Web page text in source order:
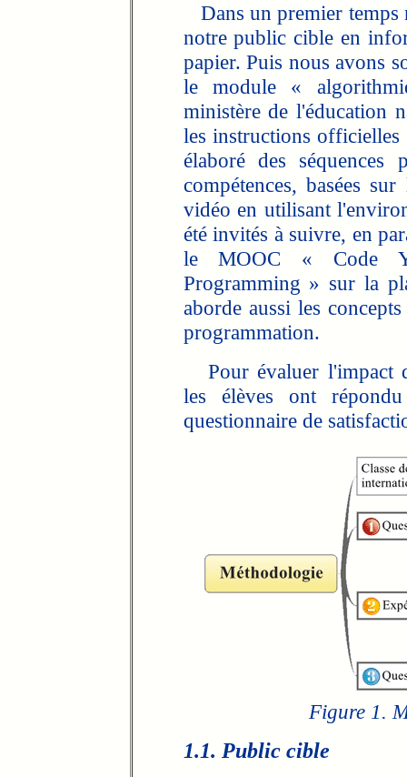
Dans un premier temps
notre public cible en
papier. Puis nous avons
le module «
ministère de l'éducation
les instructions
élaboré des séquences
compétences, basées
vidéo en utilisant
été invités à suivre, en
le MOOC « Code
Programming » sur la
aborde aussi les
programmation.
Pour évaluer l'impact
les élèves ont
questionnaire de
Figure 1.
1.1. Public cible